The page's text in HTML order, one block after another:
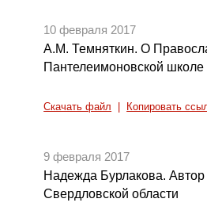
10 февраля 2017
А.М. Темняткин. О
Пантелеимоновской школе
Скачать файл Копировать
9 февраля 2017
Надежда Бурлакова.
Свердловской области